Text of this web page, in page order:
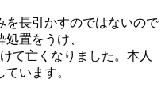
を長引かすのではないので
置をうけ、
て亡くなりました。本人
います。